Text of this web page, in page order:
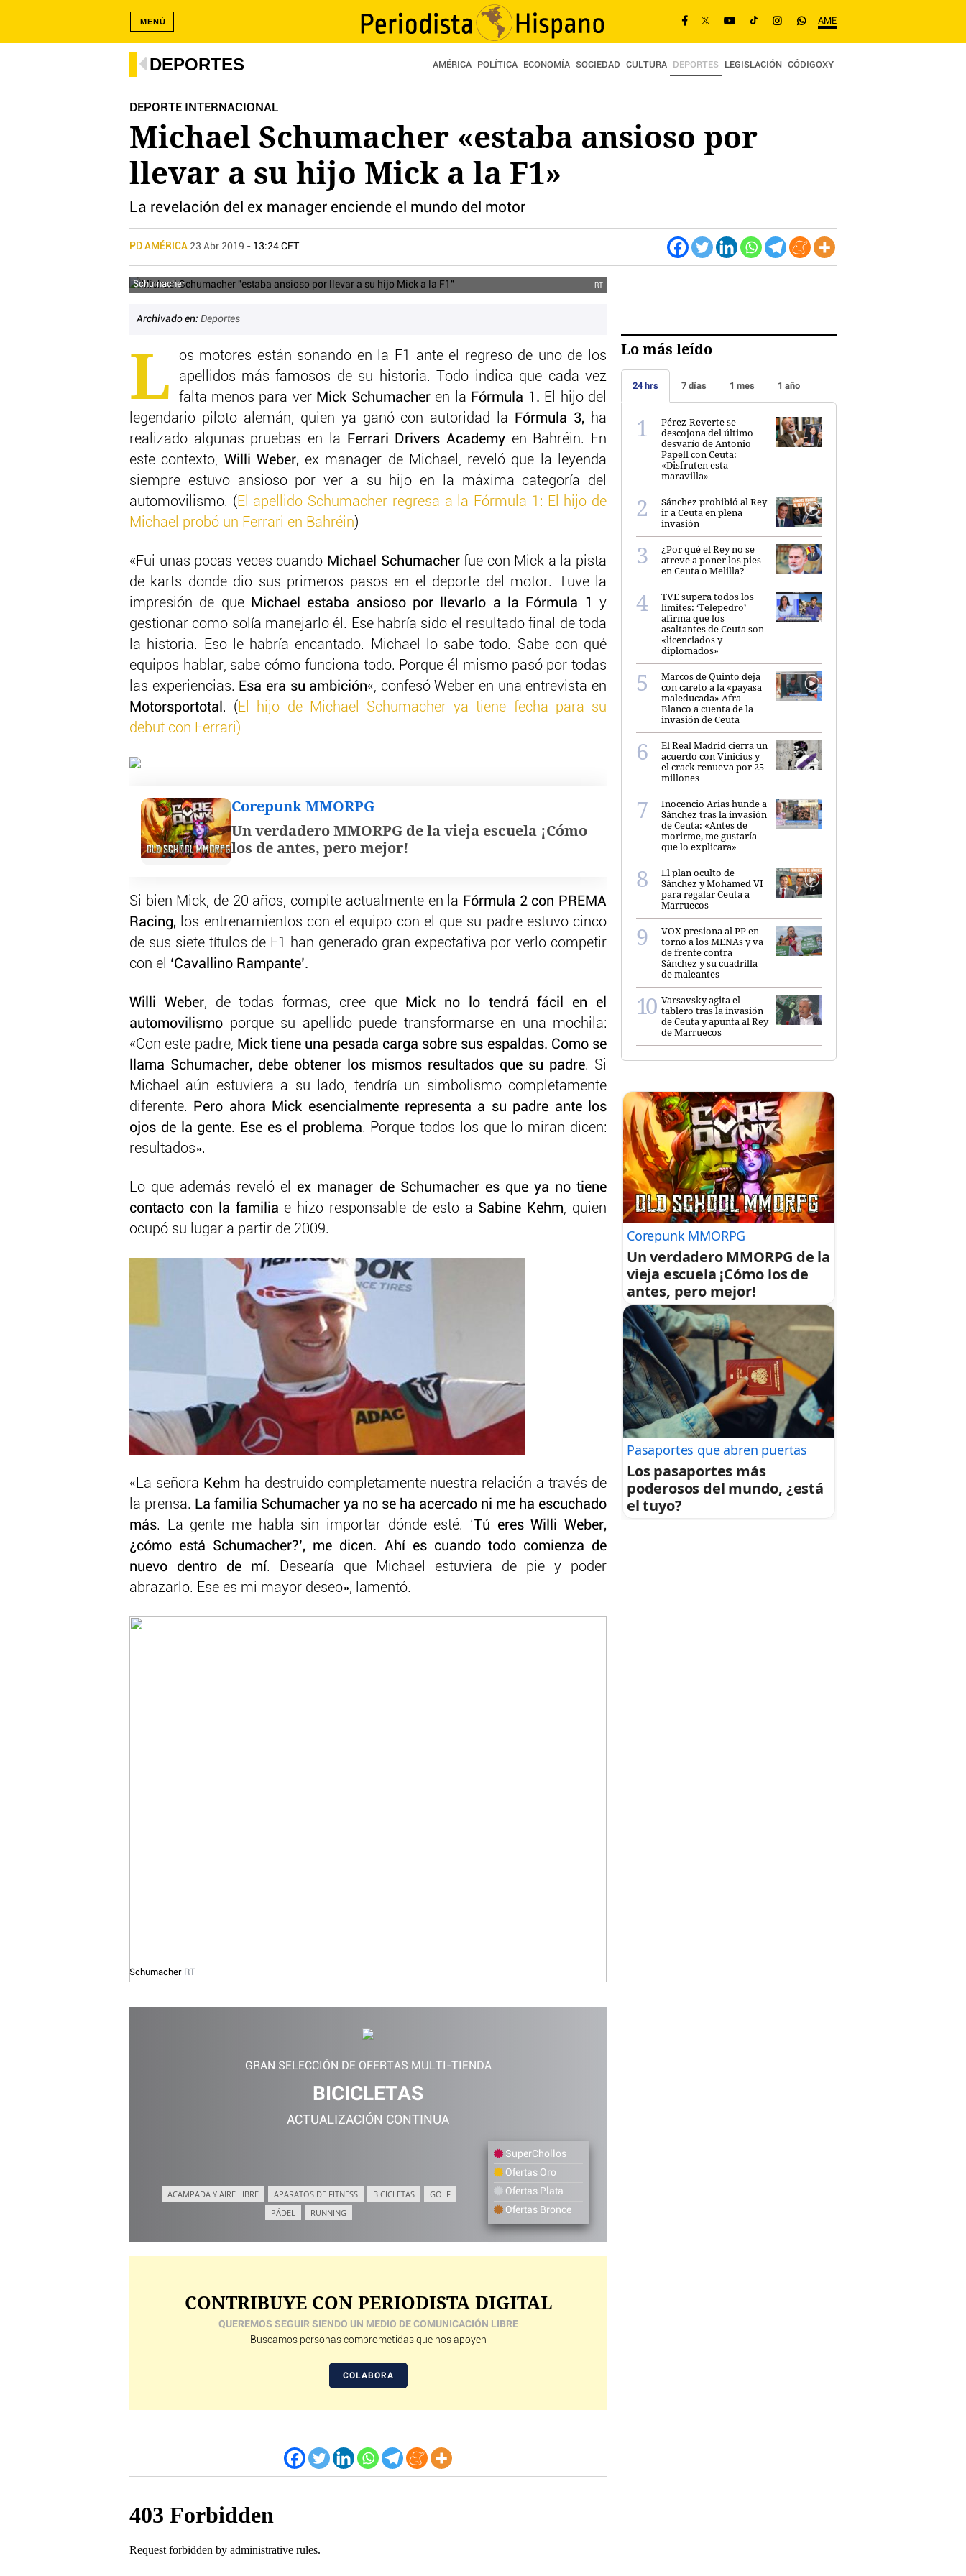
AME
MENÚ
DEPORTES AMÉRICA POLÍTICA ECONOMÍA SOCIEDAD CULTURA DEPORTES LEGISLACIÓN CÓDIGOXY
DEPORTE INTERNACIONAL
Michael Schumacher «estaba ansioso por
llevar a su hijo Mick a la F1»
La revelación del ex manager enciende el mundo del motor
PD AMÉRICA 23 Abr 2019 - 13:24 CET
Schumacher RT
Archivado en: Deportes
L
os motores están sonando en la F1 ante el regreso de uno de los
apellidos más famosos de su historia. Todo indica que cada vez
falta menos para ver Mick Schumacher en la Fórmula 1. El hijo del
legendario piloto alemán, quien ya ganó con autoridad la
Fórmula 3, ha
realizado algunas pruebas en la
Ferrari Drivers Academy en Bahréin. En
este contexto, Willi Weber, ex manager de Michael, reveló que la leyenda
siempre estuvo ansioso por ver a su hijo en la máxima categoría del
automovilismo. ( El apellido Schumacher regresa a la Fórmula 1: El hijo de
Michael probó un Ferrari en Bahréin)
«Fui unas pocas veces cuando Michael Schumacherfue con Mick a la pista
de karts donde dio sus primeros pasos en el deporte del motor. Tuve la
impresión de que Michael estaba ansioso por llevarlo a la Fórmula 1
y
gestionar como solía manejarlo él. Ese habría sido el resultado final de toda
la historia. Eso le habría encantado. Michael lo sabe todo. Sabe con qué
equipos hablar, sabe cómo funciona todo. Porque él mismo pasó por todas
las experiencias. Esa era su ambición«, confesó Weber en una entrevista en
Motorsportotal . ( El hijo de Michael Schumacher ya tiene fecha para su
debut con Ferrari)
Corepunk MMORPG
Un verdadero MMORPG de la vieja escuela ¡Cómo
los de antes, pero mejor!
Si bien Mick, de 20 años, compite actualmente en la Fórmula 2 con PREMA
Racing, los entrenamientos con el equipo con el que su padre estuvo cinco
de sus siete títulos de F1 han generado gran expectativa por verlo competir
con el ‘Cavallino Rampante’.
Willi Weber, de todas formas, cree que
Mick no lo tendrá fácil en el
automovilismo porque su apellido puede transformarse en una mochila:
«Con este padre, Mick tiene una pesada carga sobre sus espaldas. Como se
llama Schumacher, debe obtener los mismos resultados que su padre. Si
Michael aún estuviera a su lado, tendría un simbolismo completamente
diferente.
Pero ahora Mick esencialmente representa a su padre ante los
ojos de la gente. Ese es el problema. Porque todos los que lo miran dicen:
resultados».
Lo que además reveló el ex manager de Schumacher es que ya no tiene
contacto con la familia e hizo responsable de esto a Sabine Kehm, quien
ocupó su lugar a partir de 2009.
«La señora Kehm ha destruido completamente nuestra relación a través de
la prensa. La familia Schumacher ya no se ha acercado ni me ha escuchado
más. La gente me habla sin importar dónde esté. ‘Tú eres Willi Weber,
¿cómo está Schumacher?’, me dicen. Ahí es cuando todo comienza de
nuevo dentro de mí. Desearía que Michael estuviera de pie y poder
abrazarlo. Ese es mi mayor deseo», lamentó.
Schumacher RT
GRAN SELECCIÓN DE OFERTAS MULTI-TIENDA
BICICLETAS
ACTUALIZACIÓN CONTINUA
ACAMPADA Y AIRE LIBRE APARATOS DE FITNESS BICICLETAS
GOLF
PÁDEL
RUNNING
SuperChollos
Ofertas Oro
Ofertas Plata
Ofertas Bronce
CONTRIBUYE CON PERIODISTA DIGITAL
QUEREMOS SEGUIR SIENDO UN MEDIO DE COMUNICACIÓN LIBRE
Buscamos personas comprometidas que nos apoyen
COLABORA
Lo más leído
24 hrs 7 días 1 mes 1 año
Pérez-Reverte se
descojona del último
desvarío de Antonio
Papell con Ceuta:
«Disfruten esta
maravilla»
Sánchez prohibió al Rey
ir a Ceuta en plena
invasión
¿Por qué el Rey no se
atreve a poner los pies
en Ceuta o Melilla?
TVE supera todos los
límites: ‘Telepedro’
afirma que los
asaltantes de Ceuta son
«licenciados y
diplomados»
Marcos de Quinto deja
con careto a la «payasa
maleducada» Afra
Blanco a cuenta de la
invasión de Ceuta
El Real Madrid cierra un
acuerdo con Vinicius y
el crack renueva por 25
millones
Inocencio Arias hunde a
Sánchez tras la invasión
de Ceuta: «Antes de
morirme, me gustaría
que lo explicara»
El plan oculto de
Sánchez y Mohamed VI
para regalar Ceuta a
Marruecos
VOX presiona al PP en
torno a los MENAs y va
de frente contra
Sánchez y su cuadrilla
de maleantes
Varsavsky agita el
tablero tras la invasión
de Ceuta y apunta al Rey
de Marruecos
Corepunk MMORPG
Un verdadero MMORPG de la
vieja escuela ¡Cómo los de
antes, pero mejor!
Pasaportes que abren puertas
Los pasaportes más
poderosos del mundo, ¿está
el tuyo?